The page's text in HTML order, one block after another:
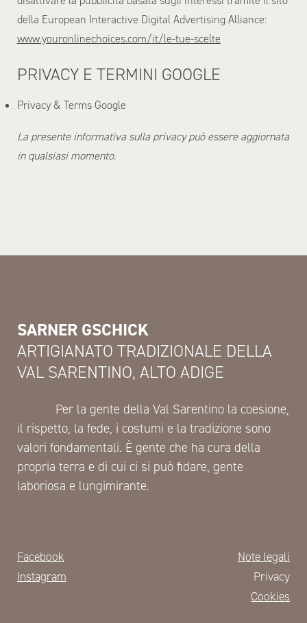
della European Interactive Digital Advertising Alliance:
www.youronlinechoices.com/it/le-tue-scelte
PRIVACY E TERMINI GOOGLE
Privacy & Terms Google
La presente informativa sulla privacy può essere aggiornata
in qualsiasi momento.
SARNER GSCHICK
ARTIGIANATO TRADIZIONALE DELLA
VAL SARENTINO, ALTO ADIGE
Per la gente della Val Sarentino la coesione,
il rispetto, la fede, i costumi e la tradizione sono
valori fondamentali. È gente che ha cura della
propria terra e di cui ci si può fidare, gente
laboriosa e lungimirante.
Facebook
Instagram
Note legali
Privacy
Cookies